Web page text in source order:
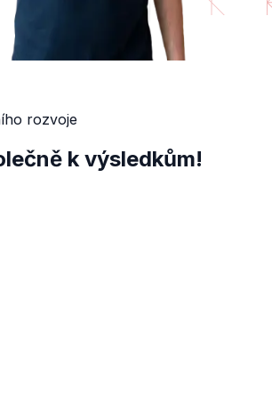
rozvoje
k výsledkům!